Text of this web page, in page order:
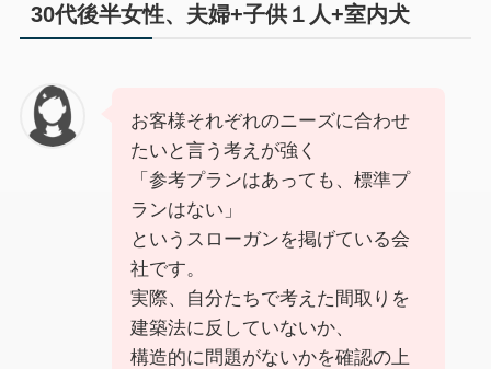
30代後半女性、夫婦+子供１人+室内犬
お客様それぞれのニーズに合わせ
たいと言う考えが強く
「参考プランはあっても、標準プ
ランはない」
というスローガンを掲げている会
社です。
実際、自分たちで考えた間取りを
建築法に反していないか、
構造的に問題がないかを確認の上